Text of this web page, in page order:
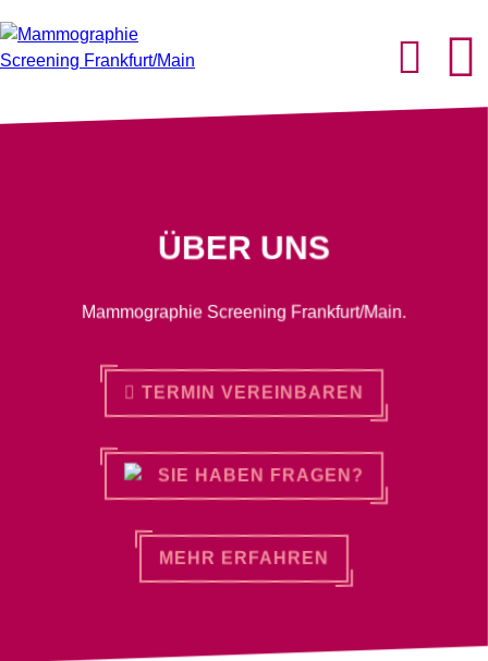
ÜBER UNS
Mammographie Screening Frankfurt/Main.
TERMIN VEREINBAREN
SIE HABEN FRAGEN?
MEHR ERFAHREN